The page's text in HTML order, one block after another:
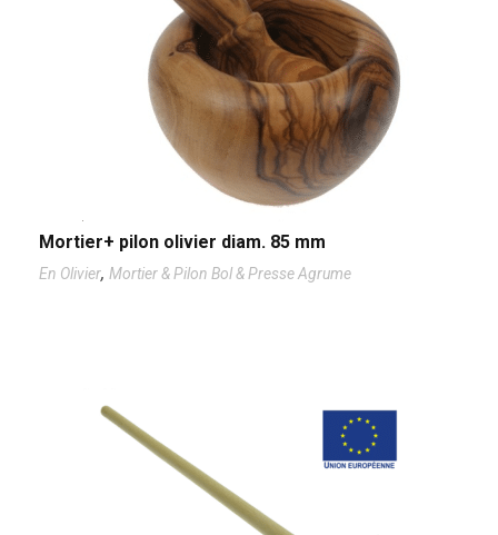
Mortier+ pilon olivier diam. 85 mm
En Olivier, Mortier & Pilon Bol & Presse Agrume